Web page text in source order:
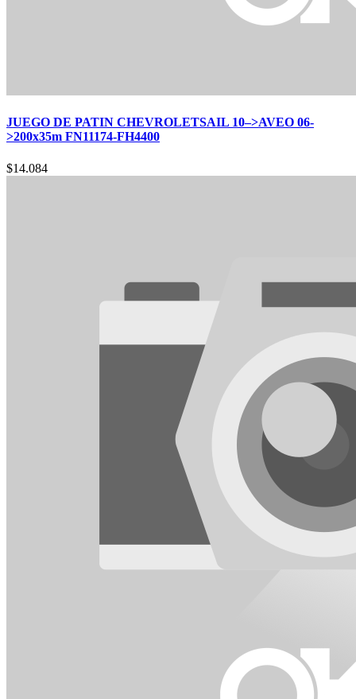
JUEGO DE PATIN CHEVROLETSAIL 10–>AVEO 06-
>200x35m FN11174-FH4400
$14.084